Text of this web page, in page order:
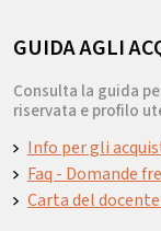
GUIDA AGLI
Consulta la guida
riservata e profilo
Info per gli
Faq - Domande
Carta del docente